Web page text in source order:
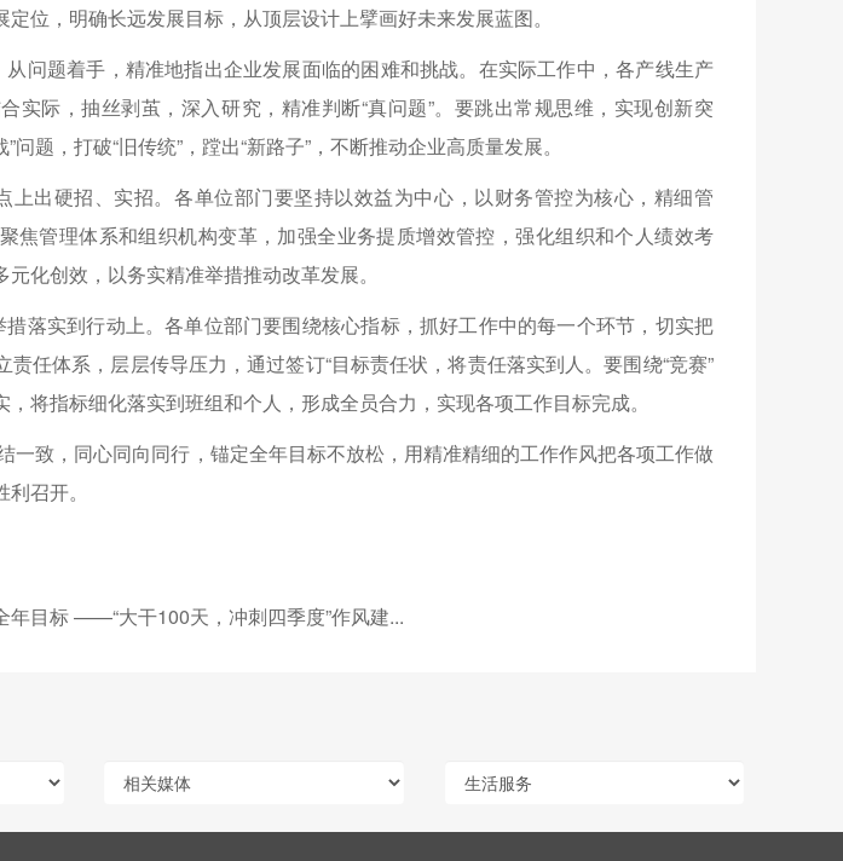
位，明确长远发展目标，从顶层设计上擘画好未来发展蓝图。
从问题着手，精准地指出企业发展面临的困难和挑战。在实际工作中，各产线生产
实际，抽丝剥茧，深入研究，精准判断“真问题”。要跳出常规思维，实现创新突
问题，打破“旧传统”，蹚出“新路子”，不断推动企业高质量发展。
上出硬招、实招。各单位部门要坚持以效益为中心，以财务管控为核心，精细管
焦管理体系和组织机构变革，加强全业务提质增效管控，强化组织和个人绩效考
化创效，以务实精准举措推动改革发展。
措落实到行动上。各单位部门要围绕核心指标，抓好工作中的每一个环节，切实把
任体系，层层传导压力，通过签订“目标责任状，将责任落实到人。要围绕“竞赛”
将指标细化落实到班组和个人，形成全员合力，实现各项工作目标完成。
一致，同心同向同行，锚定全年目标不放松，用精准精细的工作作风把各项工作做
召开。
年目标 ——“大干100天，冲刺四季度”作风建...